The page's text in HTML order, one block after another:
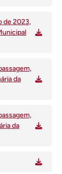
de 2023,
da
da